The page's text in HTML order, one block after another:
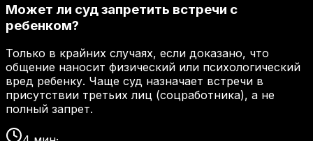
Может ли суд запретить встречи с
ребенком?
Только в крайних случаях, если доказано, что
общение наносит физический или психологический
вред ребенку. Чаще суд назначает встречи в
присутствии третьих лиц (соцработника), а не
полный запрет.